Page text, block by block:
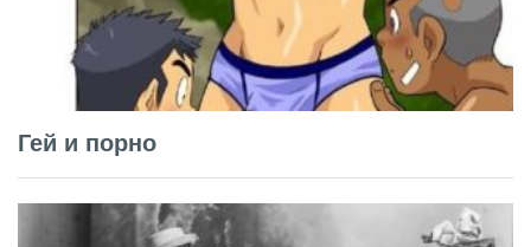
Гей и порно